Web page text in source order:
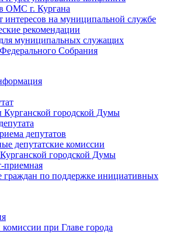
ОМС г. Кургана
интересов на муниципальной службе
рекомендации
муниципальных служащих
Cобрания
Курганской городской Думы
депутатов
депутатские комиссии
городской Думы
приемная
граждан по поддержке инициативных
при Главе города